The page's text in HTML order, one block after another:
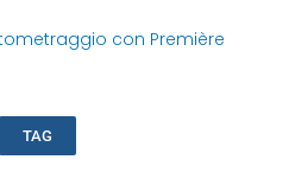
con Première
TAG